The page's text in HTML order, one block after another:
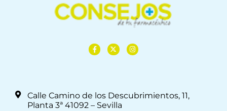
Calle Camino de los Descubrimientos, 11,
Planta 3ª 41092 – Sevilla